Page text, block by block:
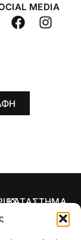
MEDIA
ΚΑΤΑΣΤΗΜΑ